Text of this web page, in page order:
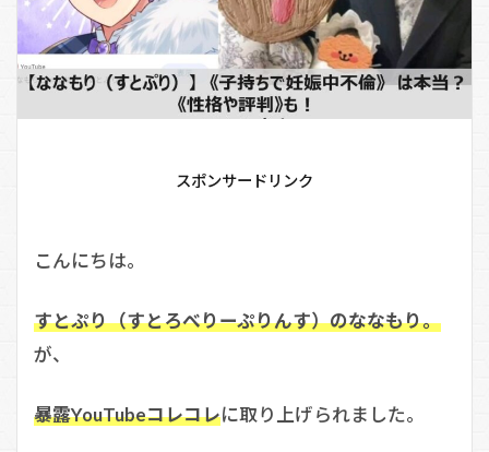
スポンサードリンク
こんにちは。
すとぷり（すとろべりーぷりんす）のななもり。
が、
暴露YouTubeコレコレに取り上げられました。